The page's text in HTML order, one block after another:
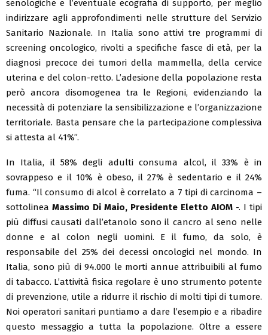
senologiche e l’eventuale ecografia di supporto, per meglio
indirizzare agli approfondimenti nelle strutture del Servizio
Sanitario Nazionale. In Italia sono attivi tre programmi di
screening oncologico, rivolti a specifiche fasce di età, per la
diagnosi precoce dei tumori della mammella, della cervice
uterina e del colon-retto. L’adesione della popolazione resta
però ancora disomogenea tra le Regioni, evidenziando la
necessità di potenziare la sensibilizzazione e l’organizzazione
territoriale. Basta pensare che la partecipazione complessiva
si attesta al 41%”.
In Italia, il 58% degli adulti consuma alcol, il 33% è in
sovrappeso e il 10% è obeso, il 27% è sedentario e il 24%
fuma. “Il consumo di alcol è correlato a 7 tipi di carcinoma –
sottolinea Massimo Di Maio, Presidente Eletto AIOM -. I tipi
più diffusi causati dall’etanolo sono il cancro al seno nelle
donne e al colon negli uomini. E il fumo, da solo, è
responsabile del 25% dei decessi oncologici nel mondo. In
Italia, sono più di 94.000 le morti annue attribuibili al fumo
di tabacco. L’attività fisica regolare è uno strumento potente
di prevenzione, utile a ridurre il rischio di molti tipi di tumore.
Noi operatori sanitari puntiamo a dare l’esempio e a ribadire
questo messaggio a tutta la popolazione. Oltre a essere